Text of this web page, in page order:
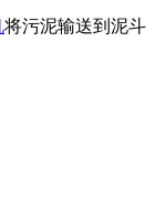
将污泥输送到泥斗